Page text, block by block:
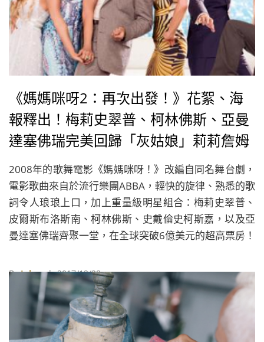
《媽媽咪呀2：再次出發！》花絮、海
報釋出！梅莉史翠普、柯林佛斯、亞曼
達塞佛瑞完美回歸「灰姑娘」莉莉詹姆
斯甜美加盟
2008年的歌舞電影《媽媽咪呀！》改編自同名舞台劇，
電影歌曲來自於流行樂團ABBA，輕快的旋律、熟悉的歌
詞令人琅琅上口，加上重量級明星組合：梅莉史翠普、
皮爾斯布洛斯南、柯林佛斯、史戴倫史柯斯嘉，以及亞
曼達塞佛瑞齊聚一堂，在全球突破6億美元的超高票房！
絮、海報日前釋出，卡司近乎全員回歸，還新加入「灰
姑娘」莉莉詹姆斯扮演年輕版的梅莉史翠普！
ByJuksy| 2017/12/28